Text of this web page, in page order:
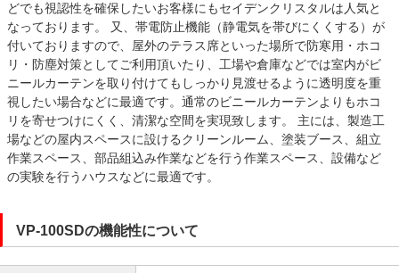
どでも視認性を確保したいお客様にもセイデンクリスタルは人気と
なっております。 又、帯電防止機能（静電気を帯びにくくする）が
付いておりますので、屋外のテラス席といった場所で防寒用・ホコ
リ・防塵対策としてご利用頂いたり、工場や倉庫などでは室内がビ
ニールカーテンを取り付けてもしっかり見渡せるように透明度を重
視したい場合などに最適です。通常のビニールカーテンよりもホコ
リを寄せつけにくく、清潔な空間を実現致します。 主には、製造工
場などの屋内スペースに設けるクリーンルーム、塗装ブース、組立
作業スペース、部品組込み作業などを行う作業スペース、設備など
の実験を行うハウスなどに最適です。
VP-100SDの機能性について